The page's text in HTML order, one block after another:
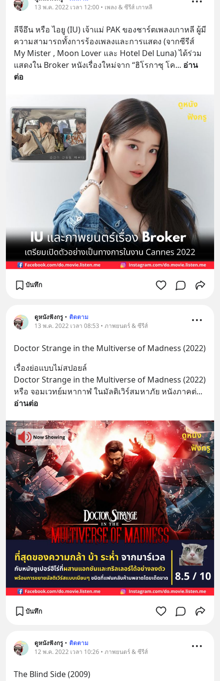
13 พ.ค. 2022 เวลา 12:00 • เพลง & ซีรีส์ เกาหลี
ลีจีอึน หรือ ไอยู (IU) เจ้าแม่ PAK ของชาร์ตเพลงเกาหลี ผู้มี
ความสามารถทั้งการร้องเพลงและการแสดง (จากซีรีส์
My Mister , Moon Lover และ Hotel Del Luna) ได้ร่วม
แสดงใน Broker หนังเรื่องใหม่จาก “ฮิโรกาซุ โค... อ่าน
ต่อ
บันทึก
ดูหนังฟังกรู • ติดตาม
13 พ.ค. 2022 เวลา 08:53 • ภาพยนตร์ & ซีรีส์
Doctor Strange in the Multiverse of Madness (2022)
เรื่องย่อแบบไม่สปอยล์
Doctor Strange in the Multiverse of Madness (2022)
หรือ จอมเวทย์มหากาฬ ในมัลติเวิร์สมหาภัย หนังภาคต่
อ่านต่อ
บันทึก
ดูหนังฟังกรู • ติดตาม
12 พ.ค. 2022 เวลา 10:26 • ภาพยนตร์ & ซีรีส์
The Blind Side (2009)